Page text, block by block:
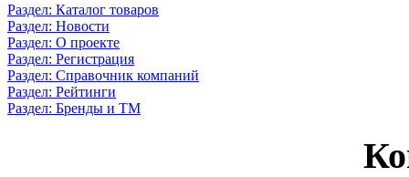
Раздел: Каталог товаров
Раздел: Новости
Раздел: О проекте
Раздел: Регистрация
Раздел: Справочник компаний
Раздел: Рейтинги
Раздел: Бренды и ТМ